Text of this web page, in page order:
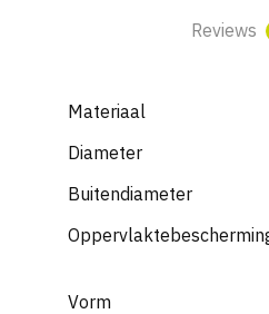
Reviews
Materiaal
Diameter
Buitendiameter
Vorm